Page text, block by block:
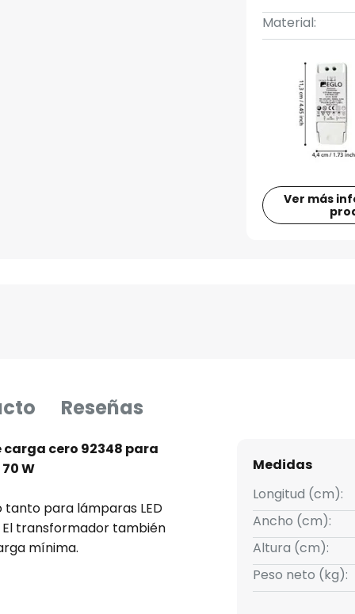
Material:
Ver más
Reseñas
cero 92348 para
W
para lámparas LED
transformador también
mínima.
Medidas
Longitud (cm):
Ancho (cm):
Altura (cm):
Peso neto (kg):